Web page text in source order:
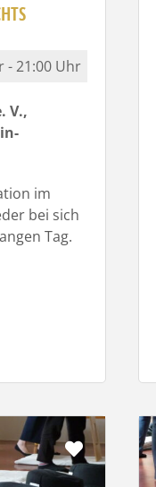
- 21:00 Uhr
V.,
im
bei sich
Tag.
Favorit